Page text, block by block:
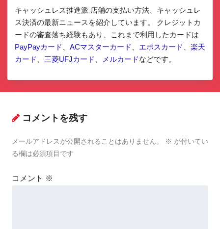
キャッシュレス推進派 店舗の支払い方法、キャッシュレ
ス決済の最新ニュースを紹介しています。 クレジットカ
ードの審査落ち経験もあり、これまで利用したカードは
PayPayカード
ACマスターカード エポスカード
楽天
カード
三菱UFJカード メルカードなどです。
コメントを残す
メールアドレスが公開されることはありません。 ※ が付いてい
る欄は必須項目です
コメント ※